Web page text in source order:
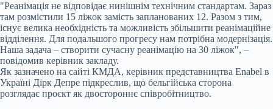
"Реанімація не відповідає нинішнім технічним стандартам. Зараз
там розмістили 15 ліжок замість запланованих 12. Разом з тим,
існує велика необхідність та можливість збільшити реанімаційне
відділення. Для подальшого прогресу нам потрібна модернізація.
Наша задача – створити сучасну реанімацію на 30 ліжок", –
повідомив керівник закладу.
Як зазначено на сайті КМДА, керівник представництва Enabel в
Україні Дірк Депре підкреслив, що бельгійська сторона
розглядає проєкт як двостороннє співробітництво.